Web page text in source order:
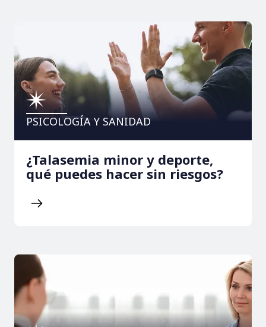
PSICOLOGÍA Y SANIDAD
¿Talasemia minor y deporte,
qué puedes hacer sin riesgos?